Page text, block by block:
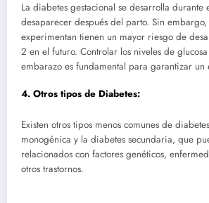
La diabetes gestacional se desarrolla
desaparecer después del parto. Sin
experimentan tienen un mayor riesgo de
2 en el futuro. Controlar los niveles de
embarazo es fundamental para garantizar un
4. Otros tipos de Diabetes:
Existen otros tipos menos comunes de
monogénica y la diabetes secundaria, que
relacionados con factores genéticos,
otros trastornos.